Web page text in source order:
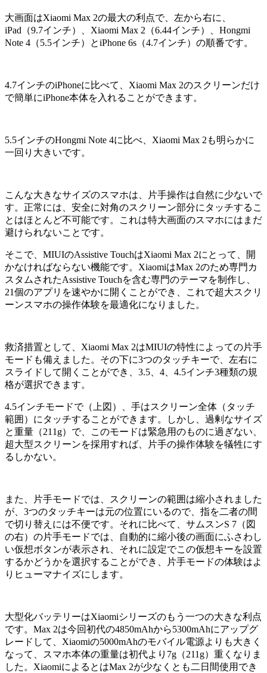
大画面はXiaomi Max 2の最大の利点で、左から右に、
iPad（9.7インチ）、Xiaomi Max 2（6.44インチ）、Hongmi
Note 4（5.5インチ）とiPhone 6s（4.7インチ）の順番です。
4.7インチのiPhoneに比べて、Xiaomi Max 2のスクリーンだけ
で簡単にiPhone本体を入れることができます。
5.5インチのHongmi Note 4に比べ、Xiaomi Max 2も明らかに
一回り大きいです。
こんな大きなサイズのスマホは、片手操作は自然に少ないで
す。正常には、安全に対角のスクリーン部分にタッチするこ
とはほとんど不可能です。これは特大画面のスマホにはまだ
避けられないことです。
そこで、MIUIのAssistive TouchはXiaomi Max 2にとって、開
かなければならない機能です。XiaomiはMax 2のため専門カ
スタムされたAssistive Touchを含む専門のテーマを制作し、
21個のアプリを速やかに開くことができ、これで超大スクリ
ーンスマホの操作体験を最適化になりました。
救済措置として、Xiaomi Max 2はMIUIの特性によっての片手
モードも備えました。その下に3つのタッチキーで、左右に
スライドして開くことができ、3.5、4、4.5インチ3種類の規
格が選択できます。
4.5インチモードで（上図）、手はスクリーン全体（タッチ
範囲）にタッチすることができます。しかし、過剰なサイズ
と重量（211g）で、このモードは緊急用のものに過ぎない、
超大型スクリーンを採用すれば、片手の操作体験を犠牲にす
るしかない。
また、片手モードでは、スクリーンの範囲は縮小されました
が、3つのタッチキーは元の位置にいるので、指を二者の間
で切り替えには不便です。それに比べて、サムスンS 7（図
の右）の片手モードでは、自動的に縮小後の画面にふさわし
い仮想ボタンが表示され、それに設定でこの仮想キーを設置
するかどうかを選択することができ、片手モードの体験はよ
りヒューマナイズにします。
大型化バッテリーはXiaomiシリーズのもう一つの大きな利点
です。Max 2は今回初代の4850mAhから5300mAhにアップグ
レードして、Xiaomiの5000mAhのモバイル電源よりも大きく
なって、スマホ本体の重量は初代より7g（211g）重くなりま
した。XiaomiによるとはMax 2が少なくとも二日間使用でき